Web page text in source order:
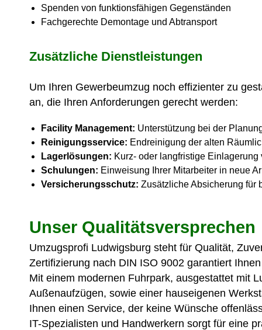
Spenden von funktionsfähigen Gegenständen
Fachgerechte Demontage und Abtransport
Zusätzliche Dienstleistungen
Um Ihren Gewerbeumzug noch effizienter zu
an, die Ihren Anforderungen gerecht werden:
Facility Management: Unterstützung bei der
Reinigungsservice: Endreinigung der alten
Lagerlösungen: Kurz- oder langfristige
Schulungen: Einweisung Ihrer Mitarbeiter in neue
Versicherungsschutz: Zusätzliche Absicherung für
Unser Qualitätsversprechen
Umzugsprofi Ludwigsburg steht für Qualität,
Zertifizierung nach DIN ISO 9002 garantiert
Mit einem modernen Fuhrpark, ausgestattet mit
Außenaufzügen, sowie einer hauseigenen
Ihnen einen Service, der keine Wünsche
IT-Spezialisten und Handwerkern sorgt für eine